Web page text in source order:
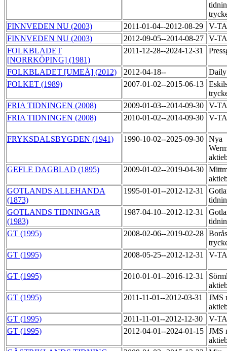
FINNVEDEN NU (2003)
2011-01-04--2012-08-29
V-
FINNVEDEN NU (2003)
2012-09-05--2014-08-27 V-
FOLKBLADET
[NORRKÖPING] (1981)
2011-12-28--2024-12-31
FOLKBLADET [UMEÅ] (2012) 2012-04-18--
FOLKET (1989)
2007-01-02--2015-06-13
FRIA TIDNINGEN (2008)
2009-01-03--2014-09-30 V-
FRIA TIDNINGEN (2008)
2010-01-02--2014-09-30 V-
FRYKSDALSBYGDEN (1941) 1990-10-02--2025-09-30 Nya
GEFLE DAGBLAD (1895)
2009-01-02--2019-04-30
GOTLANDS ALLEHANDA
(1873)
1995-01-01--2012-12-31
GOTLANDS TIDNINGAR
(1983)
1987-04-10--2012-12-31
GT (1995)
2008-02-06--2019-02-28
GT (1995)
2008-05-25--2012-12-31 V-
GT (1995) 2010-01-01--2016-12-31
GT (1995)
2011-11-01--2012-03-31
JMS
GT (1995)
2011-11-01--2012-12-30
V-
GT (1995)
2012-04-01--2024-01-15 JMS